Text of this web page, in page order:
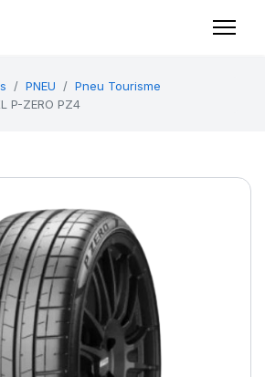
PNEU
Pneu Tourisme
P-ZERO PZ4